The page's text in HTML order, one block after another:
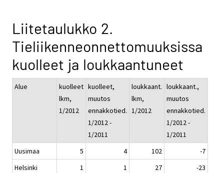
Liitetaulukko 2.
Tieliikenneonnettomuuksissa
kuolleet ja loukkaantuneet
Alue
kuolleet
lkm,
1/2012
kuolleet,
muutos
ennakkotied.
1/2012 -
1/2011
loukkaant.
lkm,
1/2012
loukkaant.,
muutos
ennakkotied.
1/2012 -
1/2011
Uusimaa
5 4 102
-7
Helsinki
1 1 27
-23